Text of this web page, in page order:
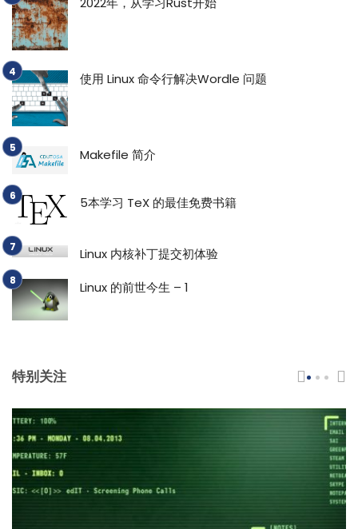
使用 Linux 命令行解决Wordle 问题
Makefile 简介
5本学习 TeX 的最佳免费书籍
Linux 内核补丁提交初体验
Linux 的前世今生 – 1
特别关注